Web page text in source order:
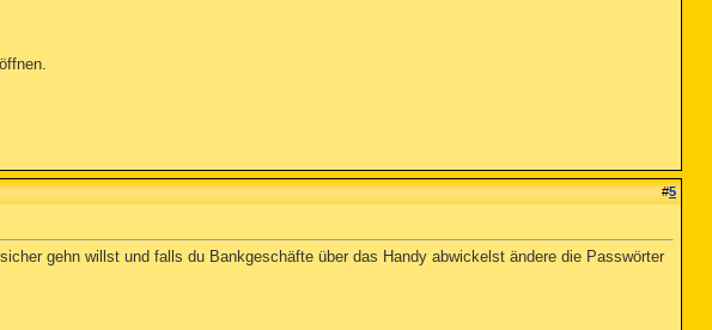
#5
gehn willst und falls du Bankgeschäfte über das Handy abwickelst ändere die Passwörter